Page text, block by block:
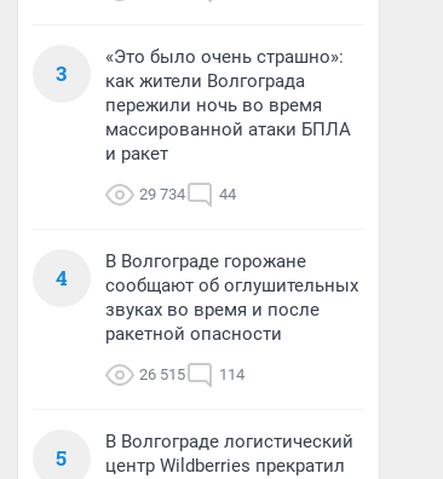
3
«Это было очень страшно»:
как жители Волгограда
пережили ночь во время
массированной атаки БПЛА
и ракет
29 734 44
4
В Волгограде горожане
сообщают об оглушительных
звуках во время и после
ракетной опасности
26 515 114
5
В Волгограде логистический
центр Wildberries прекратил